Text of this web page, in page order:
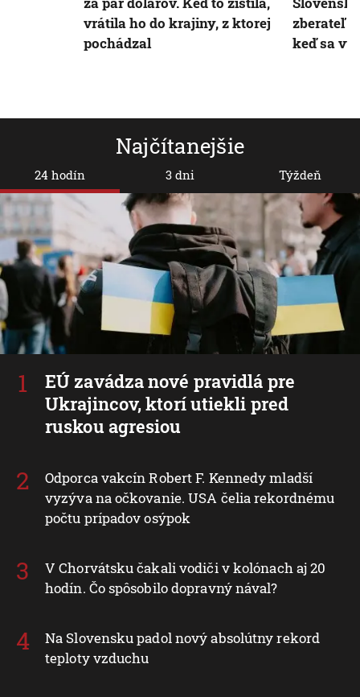
Najčítanejšie
24 hodín
EÚ zavádza nové pravidlá pre
Ukrajincov, ktorí utiekli pred
ruskou agresiou
Odporca vakcín Robert F. Kennedy mladší
vyzýva na očkovanie. USA čelia rekordnému
počtu prípadov osýpok
V Chorvátsku čakali vodiči v kolónach aj 20
hodín. Čo spôsobilo dopravný nával?
Na Slovensku padol nový absolútny rekord
teploty vzduchu
3 dni Týždeň
vrátila ho do krajiny, z ktorej
pochádzal
zberateľ
keď sa